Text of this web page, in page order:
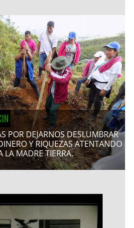
POR DEJARNOS DESLUMBRAR
Y RIQUEZAS ATENTANDO
LA MADRE TIERRA.